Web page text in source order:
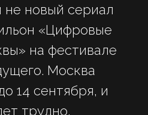
не новый сериал
«Цифровые
на фестивале
Москва
14 сентября, и
трудно.